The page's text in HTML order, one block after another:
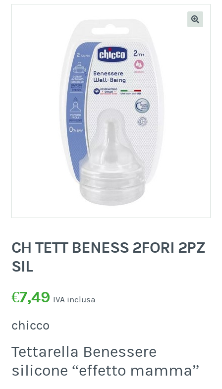
CH TETT BENESS 2FORI 2PZ
SIL
€7,49 IVA inclusa
chicco
Tettarella Benessere
silicone “effetto mamma”